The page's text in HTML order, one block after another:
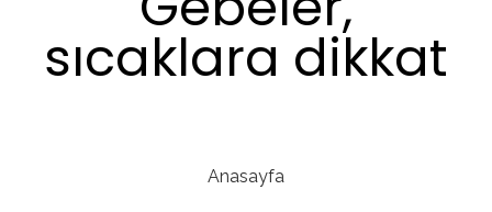
sıcaklara dikkat
Anasayfa